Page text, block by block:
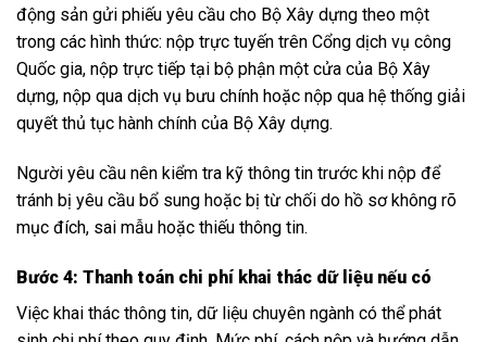
động sản gửi phiếu yêu cầu cho Bộ Xây dựng theo một
trong các hình thức: nộp trực tuyến trên Cổng dịch vụ công
Quốc gia, nộp trực tiếp tại bộ phận một cửa của Bộ Xây
dựng, nộp qua dịch vụ bưu chính hoặc nộp qua hệ thống giải
quyết thủ tục hành chính của Bộ Xây dựng.
Người yêu cầu nên kiểm tra kỹ thông tin trước khi nộp để
tránh bị yêu cầu bổ sung hoặc bị từ chối do hồ sơ không rõ
mục đích, sai mẫu hoặc thiếu thông tin.
Bước 4: Thanh toán chi phí khai thác dữ liệu nếu có
Việc khai thác thông tin, dữ liệu chuyên ngành có thể phát